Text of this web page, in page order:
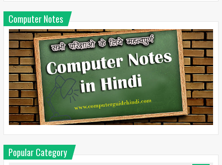
Computer Notes
Popular Category